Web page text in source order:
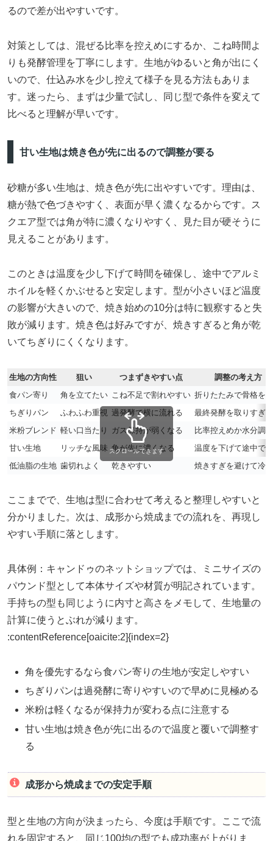
るので差が出やすいです。
対策としては、混ぜる比率を控えめにするか、こね時間よ
りも発酵管理を丁寧にします。生地がゆるいと角が出にく
いので、仕込み水を少し控えて様子を見る方法もありま
す。迷ったら、まずは少量で試し、同じ型で条件を変えて
比べると理解が早いです。
甘い生地は焼き色が先に出るので調整が要る
砂糖が多い生地は、焼き色が先に出やすいです。理由は、
糖が熱で色づきやすく、表面が早く濃くなるからです。ス
クエア型では角が特に濃くなりやすく、見た目が硬そうに
見えることがあります。
このときは温度を少し下げて時間を確保し、途中でアルミ
ホイルを軽くかぶせると安定します。型が小さいほど温度
の影響が大きいので、焼き始めの10分は特に観察すると失
敗が減ります。焼き色は好みですが、焼きすぎると角が乾
いてちぎりにくくなります。
生地の方向性 狙い つまずきやすい点
調整の考え方
食パン寄り
角を立てたい こね不足で割れやすい 折りたたみで骨格を
ちぎりパン
ふわふわ重視 過発酵で横に流れる
最終発酵を取りすぎ
米粉ブレンド 軽い口当たり ガス保持が弱くなる
比率控えめか水分調整
甘い生地
リッチな風味 角が先に濃くなる
温度を下げて途中で
低油脂の生地 歯切れよく 乾きやすい 焼きすぎを避けて冷
スクロールできます
ここまでで、生地は型に合わせて考えると整理しやすいと
分かりました。次は、成形から焼成までの流れを、再現し
やすい手順に落とします。
具体例：キャンドゥのネットショップでは、ミニサイズの
パウンド型として本体サイズや材質が明記されています。
手持ちの型も同じように内寸と高さをメモして、生地量の
計算に使うとぶれが減ります。
:contentReference[oaicite:2]{index=2}
角を優先するなら食パン寄りの生地が安定しやすい
ちぎりパンは過発酵に寄りやすいので早めに見極める
米粉は軽くなるが保持力が変わる点に注意する
甘い生地は焼き色が先に出るので温度と覆いで調整す
る
成形から焼成までの安定手順
型と生地の方向が決まったら、今度は手順です。ここで流
れを固定すると、同じ100均の型でも成功率が上がりま